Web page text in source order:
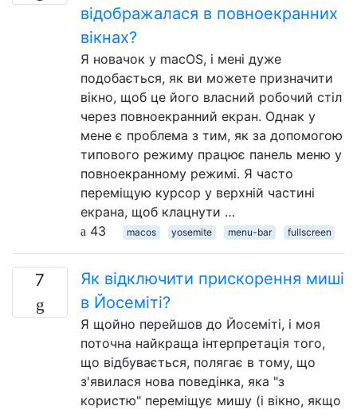
відображалася в повноекранних
вікнах?
Я новачок у macOS, і мені дуже
подобається, як ви можете призначити
вікно, щоб це його власний робочий стіл
через повноекранний екран. Однак у
мене є проблема з тим, як за допомогою
типового режиму працює панель меню у
повноекранному режимі. Я часто
переміщую курсор у верхній частині
екрана, щоб клацнути …
43
macos yosemite menu-bar fullscreen
7
Як відключити прискорення миші
в Йосеміті?
Я щойно перейшов до Йосеміті, і моя
поточна найкраща інтерпретація того,
що відбувається, полягає в тому, що
з'явилася нова поведінка, яка "з
користю" переміщує мишу (і вікно, якщо